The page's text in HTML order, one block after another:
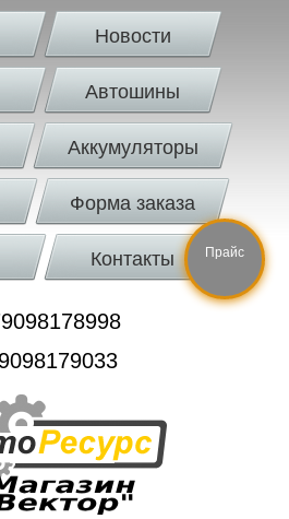
Новости
Автошины
Аккумуляторы
Форма заказа
Контакты Прайс